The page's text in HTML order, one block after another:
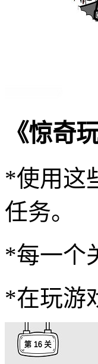
《惊奇
*使用这
任务。
*每一个
*在玩游